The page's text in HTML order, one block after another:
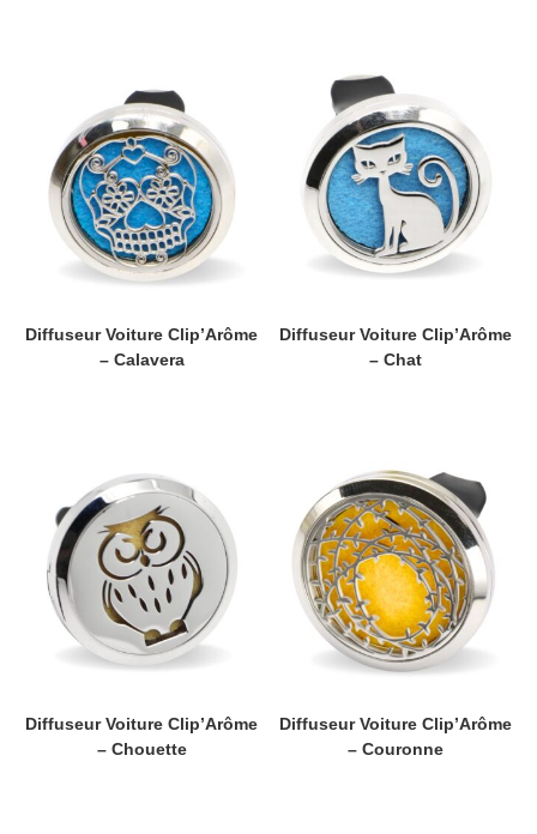
Diffuseur Voiture Clip’Arôme
– Calavera
Diffuseur Voiture Clip’Arôme
– Chat
Diffuseur Voiture Clip’Arôme
– Chouette
Diffuseur Voiture Clip’Arôme
– Couronne